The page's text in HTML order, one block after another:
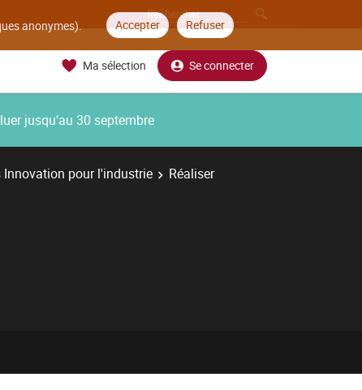
anonymes). Accepter Refuser
Ma sélection Se connecter
jusqu’au 30 septembre
Innovation pour l'industrie Réaliser